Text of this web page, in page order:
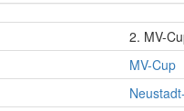
2. MV-
MV-Cup